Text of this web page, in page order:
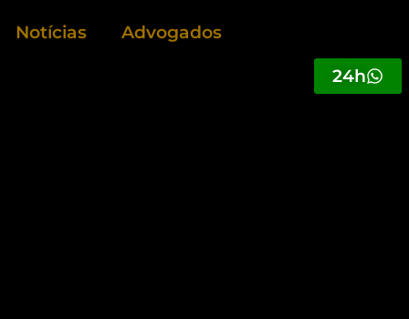
Notícias Advogados
24h